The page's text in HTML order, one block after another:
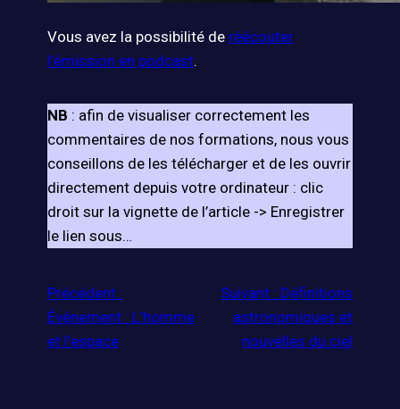
Vous avez la possibilité de réécouter
l’émission en podcast.
NB : afin de visualiser correctement les
commentaires de nos formations, nous vous
conseillons de les télécharger et de les ouvrir
directement depuis votre ordinateur : clic
droit sur la vignette de l’article -> Enregistrer
le lien sous…
Précédent :
Événement : L’homme
et l’espace
Suivant : Définitions
astronomiques et
nouvelles du ciel